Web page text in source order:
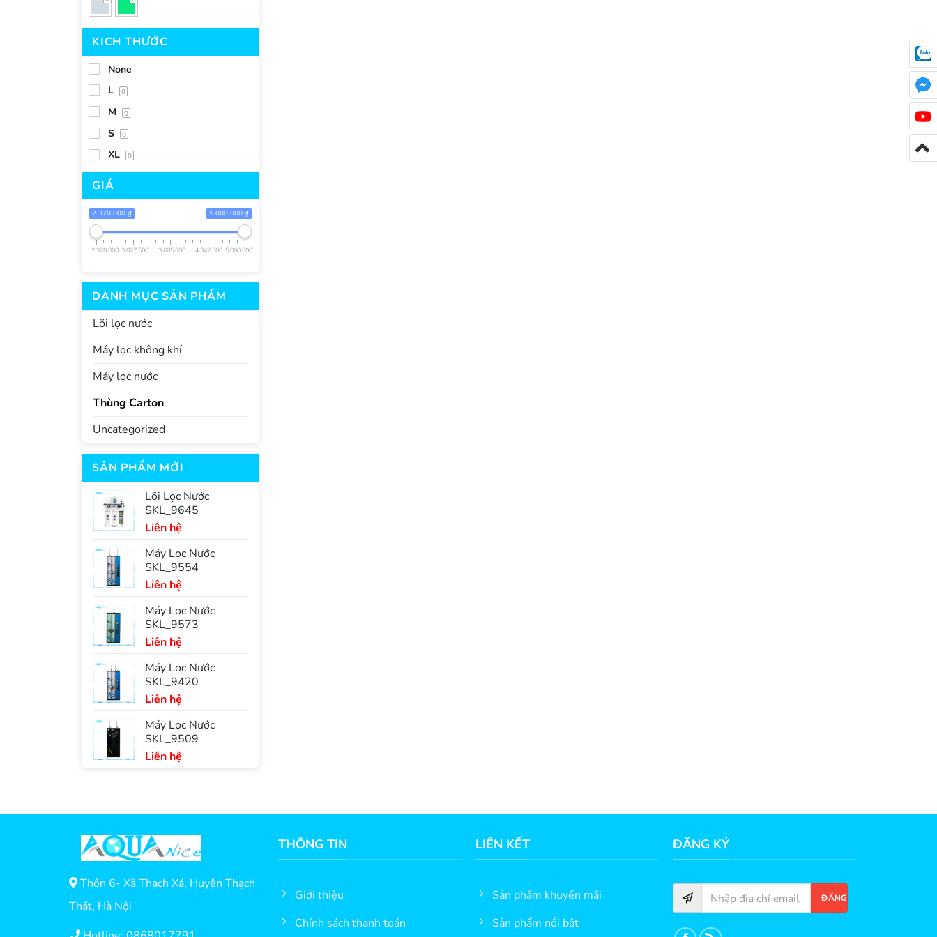
KICH THƯỚC
None
L
0
M 0
S 0
XL 0
GIÁ
2 370 000 ₫ 5 000 000 ₫
2 370 000 3 027 500 3 685 000 4 342 500 5 000 000
DANH MỤC SẢN PHẨM
Lõi lọc nước
Máy lọc không khí
Máy lọc nước
Thùng Carton
Uncategorized
SẢN PHẨM MỚI
Lõi Lọc Nước
SKL_9645
Liên hệ
Máy Lọc Nước
SKL_9554
Liên hệ
Máy Lọc Nước
SKL_9573
Liên hệ
Máy Lọc Nước
SKL_9420
Liên hệ
Máy Lọc Nước
SKL_9509
Liên hệ
Thôn 6- Xã Thạch Xá, Huyện Thạch
Thất, Hà Nội
THÔNG TIN
Giới thiệu
Chính sách thanh toán
LIÊN KẾT
Sản phẩm khuyến mãi
Sản phẩm nổi bật
ĐĂNG KÝ